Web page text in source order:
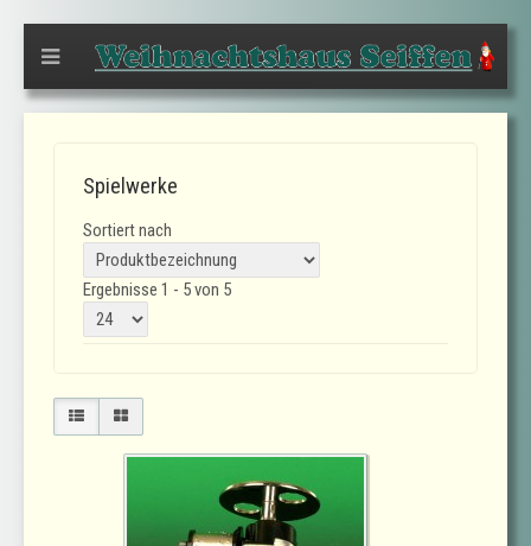
Spielwerke
Sortiert nach
Ergebnisse 1 - 5 von 5